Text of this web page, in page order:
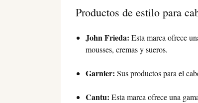
Productos de estilo para
John Frieda: Esta marca ofrece
mousses, cremas y sueros.
Garnier: Sus productos para el
Cantu: Esta marca ofrece una